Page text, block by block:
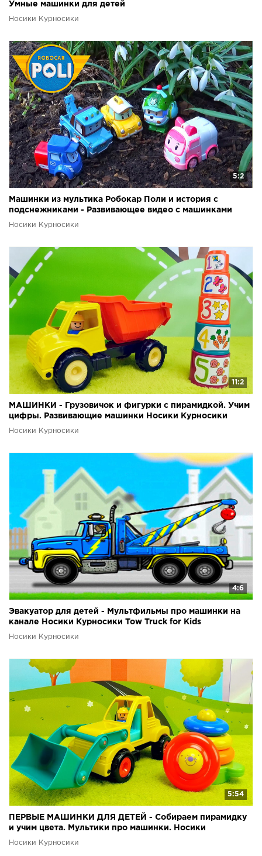
Умные машинки для детей
Носики Курносики
5:2
Машинки из мультика Робокар Поли и история с
подснежниками - Развивающее видео с машинками
Robocar
Носики Курносики
11:2
МАШИНКИ - Грузовичок и фигурки с пирамидкой. Учим
цифры. Развивающие машинки Носики Курносики
Носики Курносики
4:6
Эвакуатор для детей - Мультфильмы про машинки на
канале Носики Курносики Tow Truck for Kids
Носики Курносики
5:54
ПЕРВЫЕ МАШИНКИ ДЛЯ ДЕТЕЙ - Собираем пирамидку
и учим цвета. Мультики про машинки. Носики
Курносики
Носики Курносики